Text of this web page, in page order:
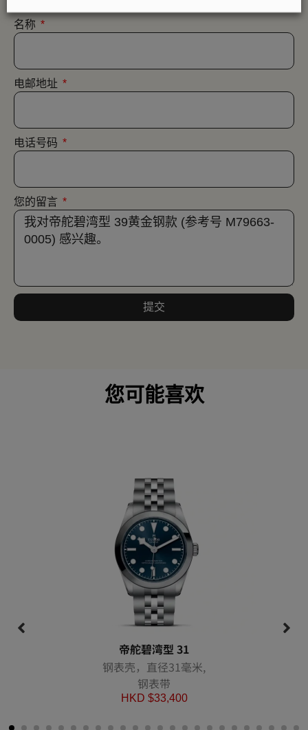
名称
电邮地址
电话号码
您的留言
提交
您可能喜欢
帝舵碧湾型 31
钢表壳，直径31毫米,
钢表带
HKD $33,400